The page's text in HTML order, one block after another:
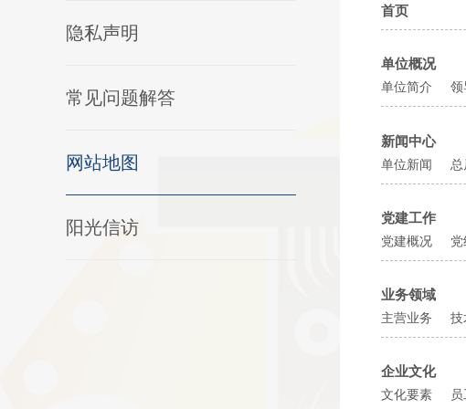
隐私声明
常见问题解答
网站地图
阳光信访
首页
单位概况
单位简介 领
新闻中心
单位新闻
党建工作
党建概况
业务领域
主营业务 技
企业文化
文化要素